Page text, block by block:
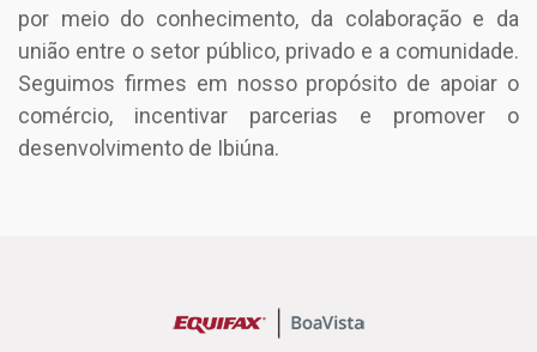
por meio do conhecimento, da colaboração e da
união entre o setor público, privado e a comunidade.
Seguimos firmes em nosso propósito de apoiar o
comércio, incentivar parcerias e promover o
desenvolvimento de Ibiúna.